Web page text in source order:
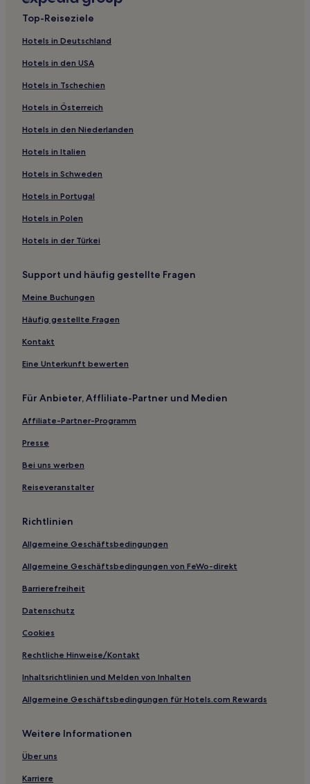
Ferienwohnungen in Mailand
B&B in Lombardei
Ferienwohnungen in Lombardei
Gasthäuser in Lombardei
Corteolona Hotels
Cura Carpignano Hotels
Abbadia Cerreto Hotels
Corte Palasio Hotels
Villa Pompeiana: Hotels
Chiaravalle: Hotels
Hotels nahe Metrostation Porto di Mare
Gerenzago Hotels
Poasco: Hotels
Hotels nahe Basilica di San Bassiano
Cornegliano Laudense Hotels
Viboldone: Hotels
Vaiano: Hotels
Hotels nahe Scalo Milano
San Bovio: Hotels
Pairana: Hotels
Hotels nahe Linate
Hotels nahe Bahnhof Borgolombardo
Valera Fratta Hotels
Torre d'Arese Hotels
Fracchia-Fracina: Hotels
Hotels nahe Castello Borromeo
Hotels nahe Bahnhof San Giuliano Milanese
Hotels nahe Golfclub Castello Tolcinasco
Gradella: Hotels
Haustierfreundliche in Lombardei
Hotels mit Wellnessbereich in Lombardei
Golf in Lombardei
Hotels mit Küchenzeile in Lombardei
Top-Reiseziele
Hotels in Deutschland
Hotels in den USA
Hotels in Tschechien
Hotels in Österreich
Hotels in den Niederlanden
Hotels in Italien
Hotels in Schweden
Hotels in Portugal
Hotels in Polen
Hotels in der Türkei
Support und häufig gestellte Fragen
Meine Buchungen
Häufig gestellte Fragen
Kontakt
Eine Unterkunft bewerten
Für Anbieter, Affliliate-Partner und Medien
Affiliate-Partner-Programm
Presse
Bei uns werben
Reiseveranstalter
Richtlinien
Allgemeine Geschäftsbedingungen
Allgemeine Geschäftsbedingungen von FeWo-direkt
Barrierefreiheit
Datenschutz
Cookies
Rechtliche Hinweise/Kontakt
Inhaltsrichtlinien und Melden von Inhalten
Allgemeine Geschäftsbedingungen für Hotels.com Rewards
Weitere Informationen
Über uns
Karriere